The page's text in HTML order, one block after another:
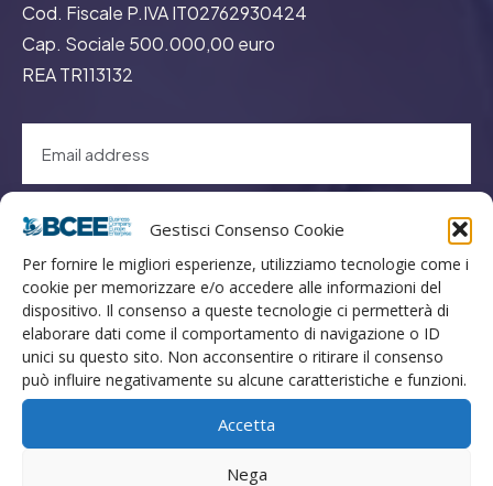
Gestisci Consenso Cookie
Per fornire le migliori esperienze, utilizziamo tecnologie come i
cookie per memorizzare e/o accedere alle informazioni del
dispositivo. Il consenso a queste tecnologie ci permetterà di
elaborare dati come il comportamento di navigazione o ID
unici su questo sito. Non acconsentire o ritirare il consenso
può influire negativamente su alcune caratteristiche e funzioni.
Accetta
Nega
Cod. Fiscale P.IVA IT02762930424
Cap. Sociale 500.000,00 euro
REA TR113132
GO
Menù
Privacy
Termini Utilizzo
Iscrizione Newsletter